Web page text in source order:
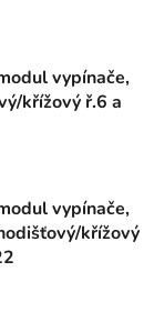
vypínače,
křížový ř.6 a
vypínače,
křížový